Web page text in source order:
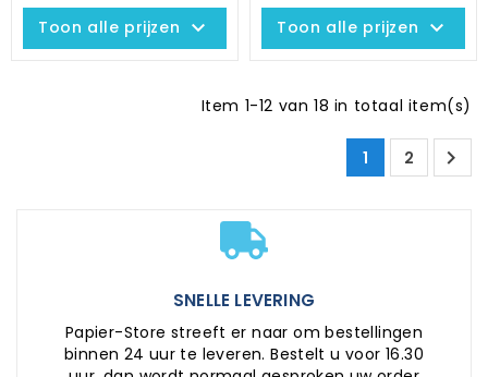
Toon alle prijzen keyboard_arrow_down Toon alle prijzen keyboard_arrow_down
Item 1-12 van 18 in totaal item(s)
1 2 
SNELLE LEVERING
Papier-Store streeft er naar om bestellingen
binnen 24 uur te leveren. Bestelt u voor 16.30